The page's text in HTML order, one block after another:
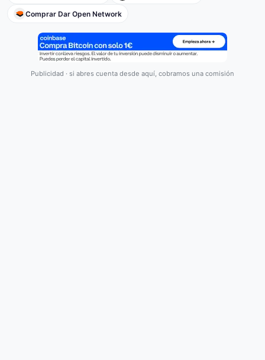
Comprar Dar Open Network
Publicidad · si abres cuenta desde aquí, cobramos una comisión